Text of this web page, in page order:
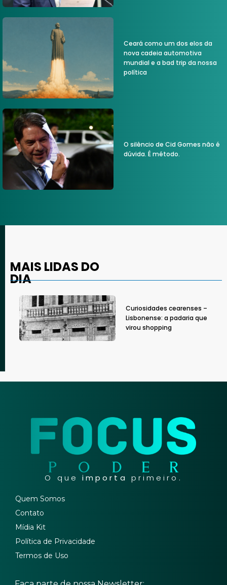
Ceará como um dos elos da
nova cadeia automotiva
mundial e a bad trip da nossa
política
O silêncio de Cid Gomes não é
dúvida. É método.
MAIS LIDAS DO
DIA
Curiosidades cearenses –
Lisbonense: a padaria que
virou shopping
O que importa primeiro.
Quem Somos
Contato
Mídia Kit
Política de Privacidade
Termos de Uso